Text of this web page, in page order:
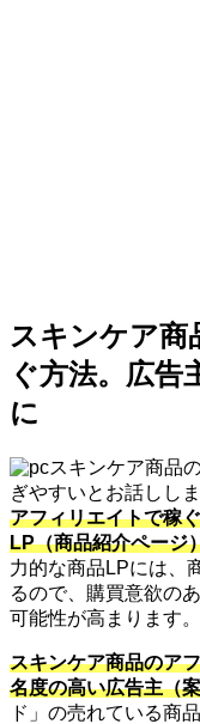
スキンケア商
ぐ方法。広告
に
スキンケア商品
ぎやすいとお話しし
アフィリエイトで稼
LP（商品紹介ページ
力的な商品LPには、
るので、購買意欲の
可能性が高まります。
スキンケア商品のア
名度の高い広告主（
ド」の売れている商